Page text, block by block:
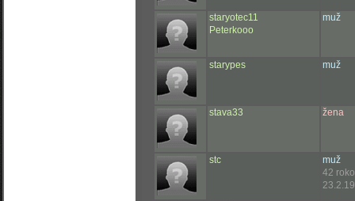
staryotec11
Peterkooo
muž
starypes muž
stava33 žena
stc
muž
42